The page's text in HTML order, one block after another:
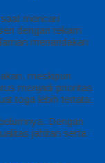
mencari
dengan rekam
menandakan
meskipun
menjadi prioritas
toga lebih tertata.
Dengan
jahitan serta